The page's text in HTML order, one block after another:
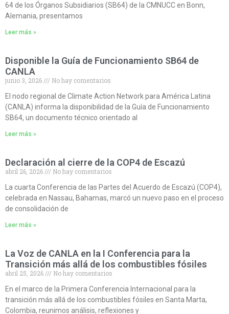
64 de los Órganos Subsidiarios (SB64) de la CMNUCC en Bonn,
Alemania, presentamos
Leer más »
Disponible la Guía de Funcionamiento SB64 de
CANLA
junio 3, 2026
No hay comentarios
El nodo regional de Climate Action Network para América Latina
(CANLA) informa la disponibilidad de la Guía de Funcionamiento
SB64, un documento técnico orientado al
Leer más »
Declaración al cierre de la COP4 de Escazú
abril 26, 2026
No hay comentarios
La cuarta Conferencia de las Partes del Acuerdo de Escazú (COP4),
celebrada en Nassau, Bahamas, marcó un nuevo paso en el proceso
de consolidación de
Leer más »
La Voz de CANLA en la I Conferencia para la
Transición más allá de los combustibles fósiles
abril 25, 2026
No hay comentarios
En el marco de la Primera Conferencia Internacional para la
transición más allá de los combustibles fósiles en Santa Marta,
Colombia, reunimos análisis, reflexiones y